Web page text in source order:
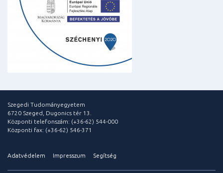
Szegedi Tudományegyetem
6720 Szeged, Dugonics tér 13.
Központi telefonszám: (+36-62) 544-000
Központi fax: (+36-62) 546-371
Adatvédelem Impresszum Segítség